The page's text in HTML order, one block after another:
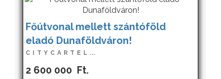
Főútvonal mellett szántóföld
eladó Dunaföldváron!
C I T Y C A R T E L ...
2 600 000 Ft.